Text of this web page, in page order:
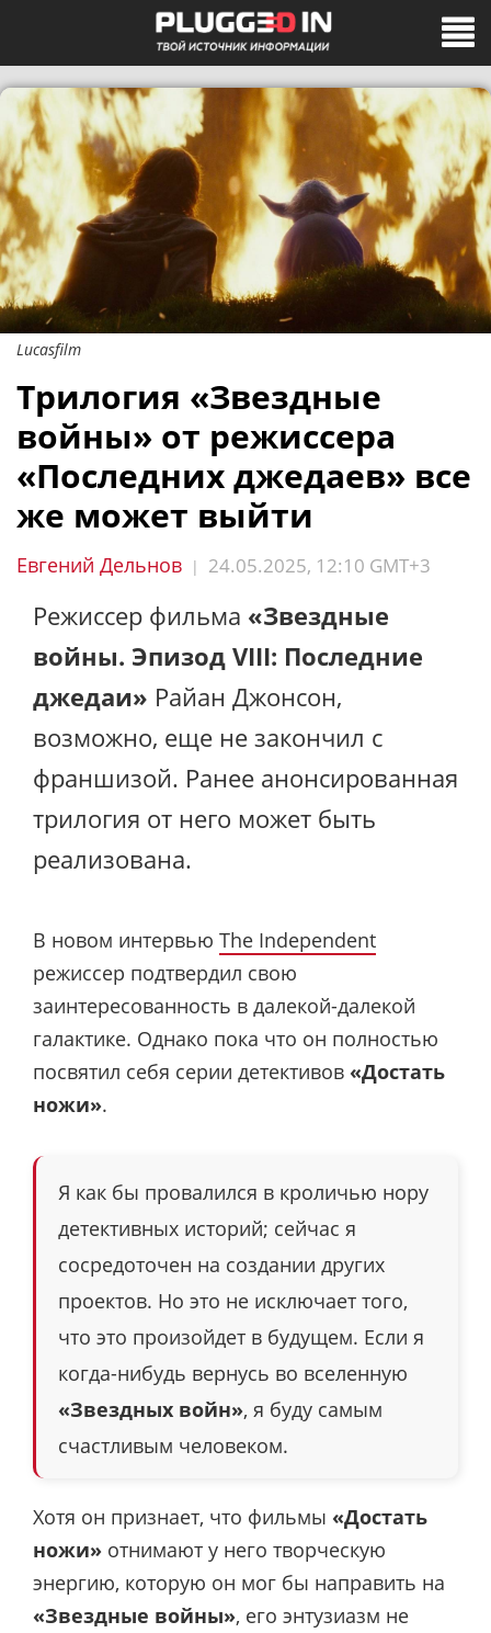
Lucasfilm
Трилогия «Звездные
войны» от режиссера
«Последних джедаев» все
же может выйти
Евгений Дельнов | 24.05.2025, 12:10 GMT+3
Режиссер фильма «Звездные
войны. Эпизод VIII: Последние
джедаи» Райан Джонсон,
возможно, еще не закончил с
франшизой. Ранее анонсированная
трилогия от него может быть
реализована.
В новом интервью The Independent
режиссер подтвердил свою
заинтересованность в далекой-далекой
галактике. Однако пока что он полностью
посвятил себя серии детективов «Достать
ножи».
Я как бы провалился в кроличью нору
детективных историй; сейчас я
сосредоточен на создании других
проектов. Но это не исключает того,
что это произойдет в будущем. Если я
когда-нибудь вернусь во вселенную
«Звездных войн», я буду самым
счастливым человеком.
Хотя он признает, что фильмы «Достать
ножи» отнимают у него творческую
энергию, которую он мог бы направить на
«Звездные войны», его энтузиазм не